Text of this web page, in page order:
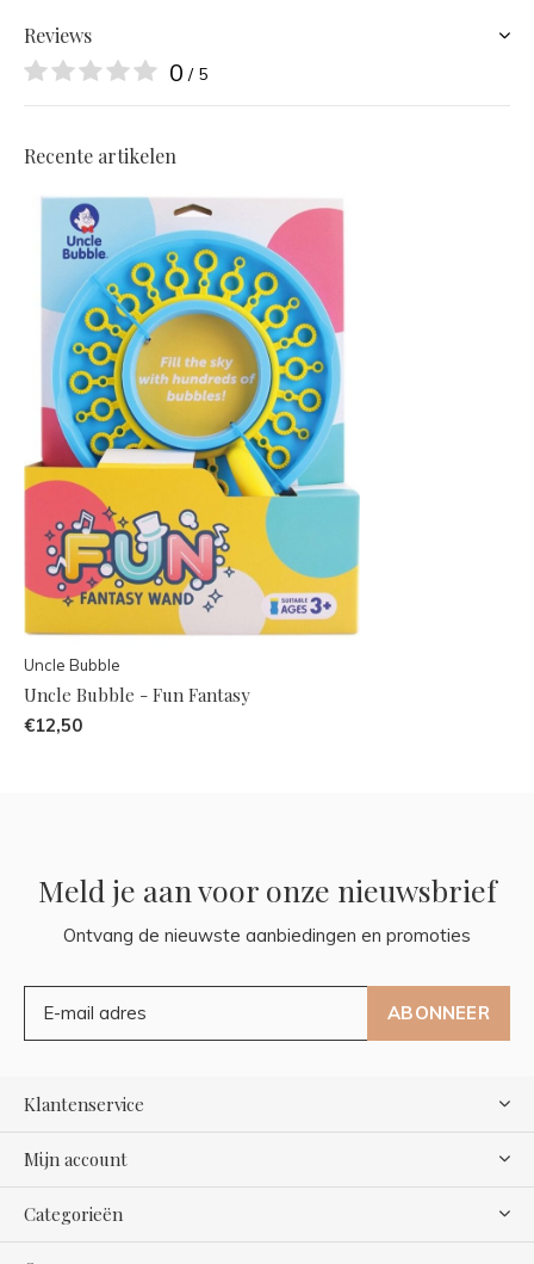
Reviews
0 / 5
Recente artikelen
Uncle Bubble
Uncle Bubble - Fun Fantasy
€12,50
Meld je aan voor onze nieuwsbrief
Ontvang de nieuwste aanbiedingen en promoties
ABONNEER
Klantenservice
Mijn account
Categorieën